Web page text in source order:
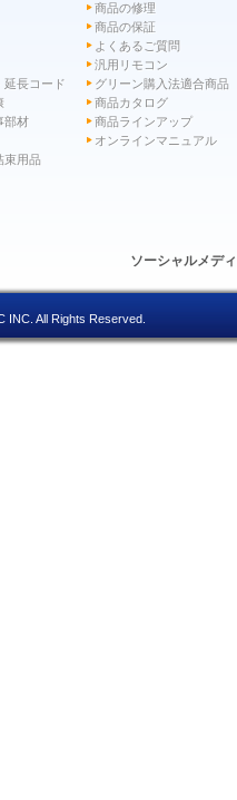
延長コード
部材
束用品
商品の修理
商品の保証
よくあるご質問
汎用リモコン
グリーン購入法適合商品
商品カタログ
商品ラインアップ
オンラインマニュアル
ソーシャルメデ
INC. All Rights Reserved.